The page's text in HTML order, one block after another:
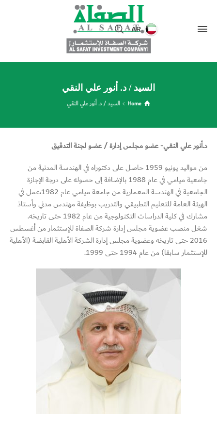
AR
السيد / د. أنور علي النقي
Home
السيد / د. أنور علي النقي
د.أنور علي النقي- عضو مجلس إدارة / عضو لجنة التدقيق
من مواليد يونيو 1959 حاصل على دكتوراه في الهندسة المدنية من
جامعية ميامي في عام 1988 بالإضافة إلى حصوله على درجة الإجازة
الجامعية في الهندسة المعمارية من جامعة ميامي عام 1982،عمل في
الهيئة العامة للتعليم التطبيقي والتدريب بوظيفة مهندس مدني وأستاذ
مشارك في كلية الدراسات التكنولوجية من عام 1982 حتى تاريخه.
شغل منصب عضوية مجلس إدارة شركة الصفاة للإستثمار من أغسطس
2016 حتى تاريخه وعضوية مجلس إدارة الشركة الأهلية القابضة (الأهلية
للإستثمار سابقا) من عام 1994 حتى 1999.
Switch The Language
English العربية